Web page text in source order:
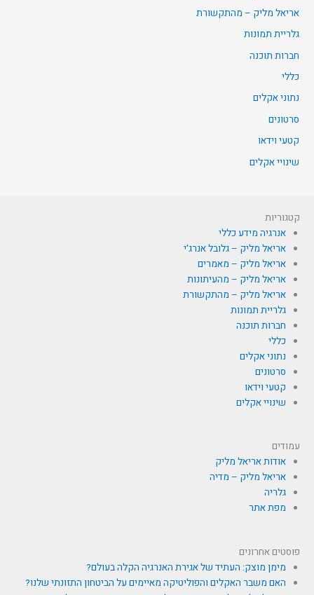
אריאל מליק – מהתקשורת
גלריית תמונות
חברות תוכנה
כללי
נתוני אקלים
סרטונים
קטעי וידאו
שינויי אקלים
קטגוריות
אנרגיה מידע כללי
אריאל מליק – גלובל אנרג'י
אריאל מליק – מאמרים
אריאל מליק – מהעיתונות
אריאל מליק – מהתקשורת
גלריית תמונות
חברות תוכנה
כללי
נתוני אקלים
סרטונים
קטעי וידאו
שינויי אקלים
עמודים
אודות אריאל מליק
אריאל מליק – מדיה
גלריה
מפת אתר
פוסטים אחרונים
מימן מוצק: העתיד של אגירת האנרגיה הקלה בעולם?
האם משבר האקלים והפוליטיקה מאיימים על הביטחון התזונתי שלנו?